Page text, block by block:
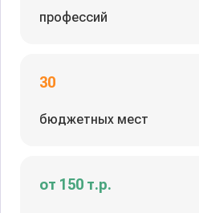
профессий
30
бюджетных мест
от 150 т.р.